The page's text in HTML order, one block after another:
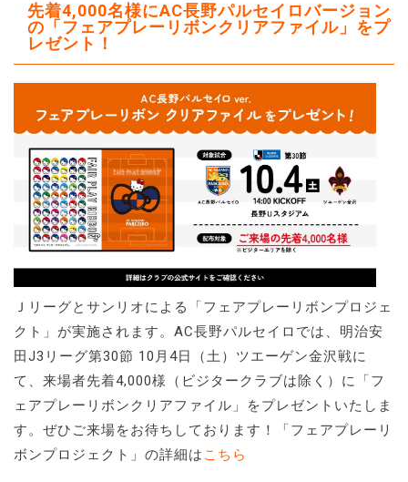
先着4,000名様にAC長野パルセイロバージョン
の「フェアプレーリボンクリアファイル」をプ
レゼント！
Ｊリーグとサンリオによる「フェアプレーリボンプロジェ
クト」が実施されます。AC長野パルセイロでは、明治安
田J3リーグ第30節 10月4日（土）ツエーゲン金沢戦に
て、来場者先着4,000様（ビジタークラブは除く）に「フ
ェアプレーリボンクリアファイル」をプレゼントいたしま
す。ぜひご来場をお待ちしております！「フェアプレーリ
ボンプロジェクト」の詳細は こちら